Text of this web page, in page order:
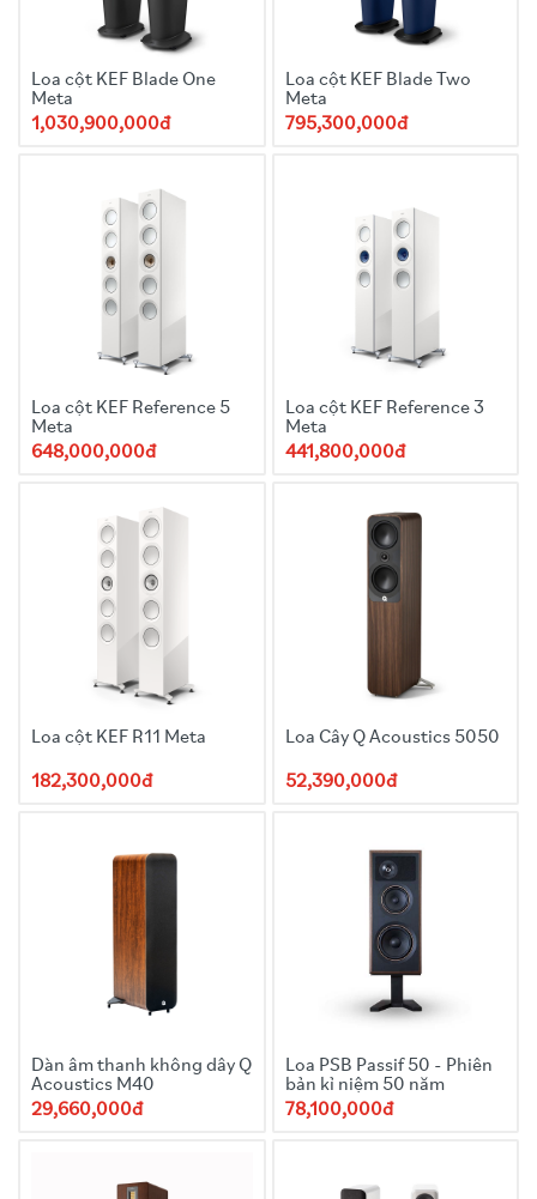
Loa cột KEF Blade One
Meta
1,030,900,000đ
Loa cột KEF Blade Two
Meta
795,300,000đ
Loa cột KEF Reference 5
Meta
648,000,000đ
Loa cột KEF Reference 3
Meta
441,800,000đ
Loa cột KEF R11 Meta
182,300,000đ
Loa Cây Q Acoustics 5050
52,390,000đ
Dàn âm thanh không dây Q
Acoustics M40
29,660,000đ
Loa PSB Passif 50 - Phiên
bản kỉ niệm 50 năm
78,100,000đ